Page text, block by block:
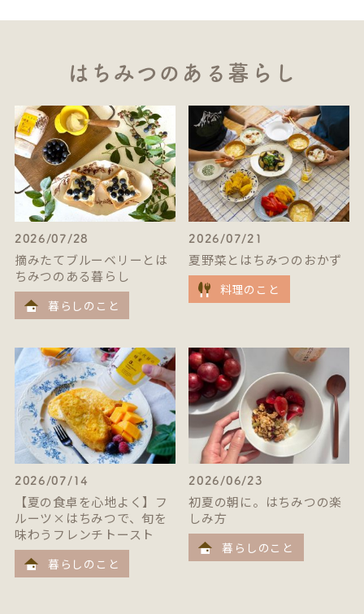
はちみつのある暮らし
2026/07/28
摘みたてブルーベリーとは
ちみつのある暮らし
暮らしのこと
2026/07/21
夏野菜とはちみつのおかず
料理のこと
2026/07/14
【夏の食卓を心地よく】フ
ルーツ×はちみつで、旬を
味わうフレンチトースト
暮らしのこと
2026/06/23
初夏の朝に。はちみつの楽
しみ方
暮らしのこと